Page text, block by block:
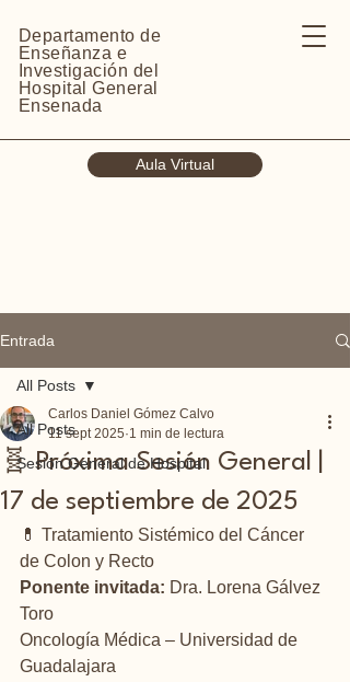
Departamento de
Enseñanza e
Investigación del
Hospital General
Ensenada
Aula Virtual
Entrada
All Posts
Sesión General de Hospital
All Posts
🧬 Próxima Sesión General |
17 de septiembre de 2025
Carlos Daniel Gómez Calvo
11 sept 2025 1 min de lectura
💊 Tratamiento Sistémico del Cáncer
de Colon y Recto
Ponente invitada: Dra. Lorena Gálvez
Toro
Oncología Médica – Universidad de
Guadalajara